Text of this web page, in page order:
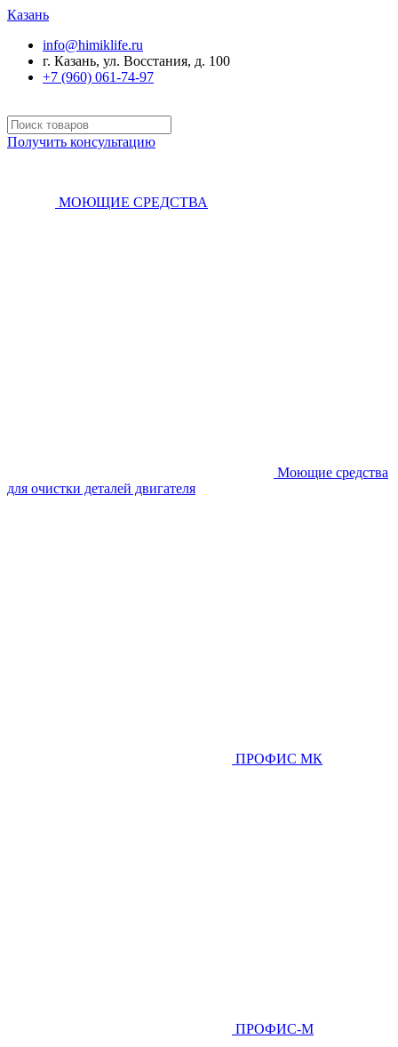
Казань
info@himiklife.ru
г. Казань, ул. Восстания, д. 100
+7 (960) 061-74-97
Получить консультацию
МОЮЩИЕ СРЕДСТВА
Моющие средства
для очистки деталей двигателя
ПРОФИС МК
ПРОФИС-М